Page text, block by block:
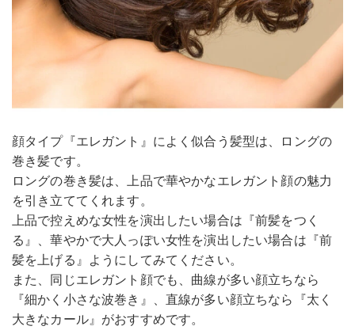
顔タイプ『エレガント』によく似合う髪型は、ロングの
巻き髪です。
ロングの巻き髪は、上品で華やかなエレガント顔の魅力
を引き立ててくれます。
上品で控えめな女性を演出したい場合は『前髪をつく
る』、華やかで大人っぽい女性を演出したい場合は『前
髪を上げる』ようにしてみてください。
また、同じエレガント顔でも、曲線が多い顔立ちなら
『細かく小さな波巻き』、直線が多い顔立ちなら『太く
大きなカール』がおすすめです。